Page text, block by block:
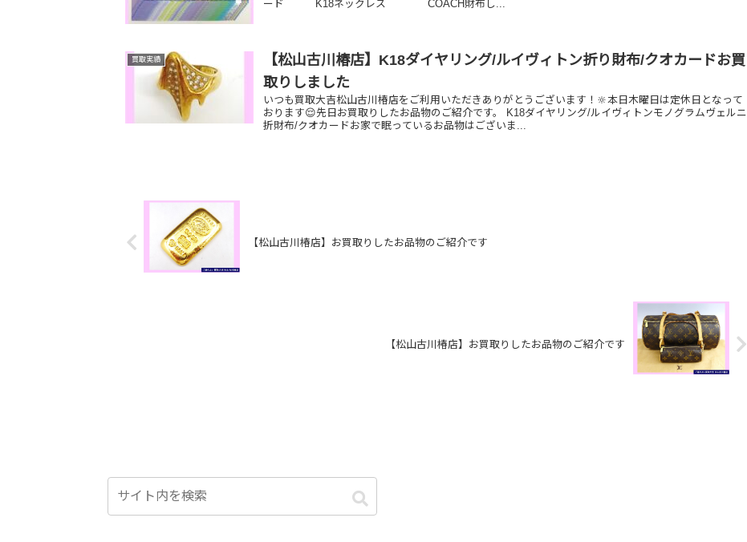
ード K18ネックレス COACH財布し...
買取実績
【松山古川椿店】K18ダイヤリング/ルイヴィトン折り財布/クオカードお買
取りしました
いつも買取大吉松山古川椿店をご利用いただきありがとうございます！🔆本日木曜日は定休日となって
おります😌先日お買取りしたお品物のご紹介です。 K18ダイヤリング/ルイヴィトンモノグラムヴェルニ
折財布/クオカードお家で眠っているお品物はございま...
【松山古川椿店】お買取りしたお品物のご紹介です
【松山古川椿店】お買取りしたお品物のご紹介です